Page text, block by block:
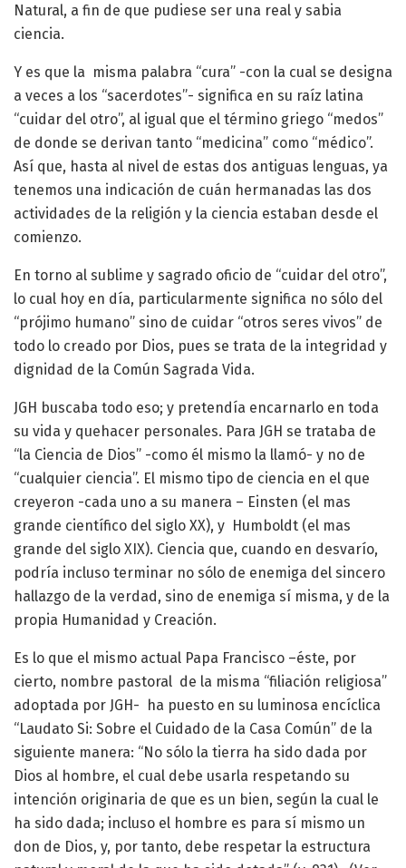
Natural, a fin de que pudiese ser una real y sabia
ciencia.
Y es que la misma palabra “cura” -con la cual se designa
a veces a los “sacerdotes”- significa en su raíz latina
“cuidar del otro”, al igual que el término griego “medos”
de donde se derivan tanto “medicina” como “médico”.
Así que, hasta al nivel de estas dos antiguas lenguas, ya
tenemos una indicación de cuán hermanadas las dos
actividades de la religión y la ciencia estaban desde el
comienzo.
En torno al sublime y sagrado oficio de “cuidar del otro”,
lo cual hoy en día, particularmente significa no sólo del
“prójimo humano” sino de cuidar “otros seres vivos” de
todo lo creado por Dios, pues se trata de la integridad y
dignidad de la Común Sagrada Vida.
JGH buscaba todo eso; y pretendía encarnarlo en toda
su vida y quehacer personales. Para JGH se trataba de
“la Ciencia de Dios” -como él mismo la llamó- y no de
“cualquier ciencia”. El mismo tipo de ciencia en el que
creyeron -cada uno a su manera – Einsten (el mas
grande científico del siglo XX), y Humboldt (el mas
grande del siglo XIX). Ciencia que, cuando en desvarío,
podría incluso terminar no sólo de enemiga del sincero
hallazgo de la verdad, sino de enemiga sí misma, y de la
propia Humanidad y Creación.
Es lo que el mismo actual Papa Francisco –éste, por
cierto, nombre pastoral de la misma “filiación religiosa”
adoptada por JGH- ha puesto en su luminosa encíclica
“Laudato Si: Sobre el Cuidado de la Casa Común” de la
siguiente manera: “No sólo la tierra ha sido dada por
Dios al hombre, el cual debe usarla respetando su
intención originaria de que es un bien, según la cual le
ha sido dada; incluso el hombre es para sí mismo un
don de Dios, y, por tanto, debe respetar la estructura